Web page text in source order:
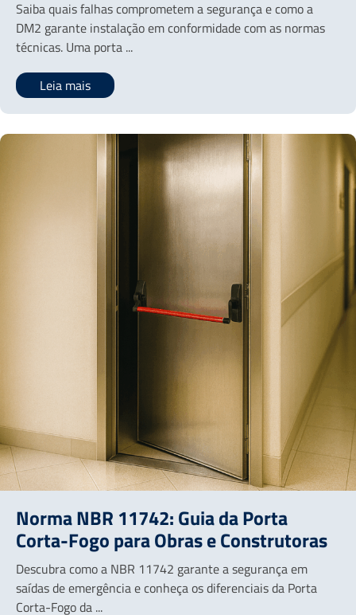
Saiba quais falhas comprometem a segurança e como a
DM2 garante instalação em conformidade com as normas
técnicas. Uma porta ...
Leia mais
Norma NBR 11742: Guia da Porta
Corta-Fogo para Obras e Construtoras
Descubra como a NBR 11742 garante a segurança em
saídas de emergência e conheça os diferenciais da Porta
Corta-Fogo da ...